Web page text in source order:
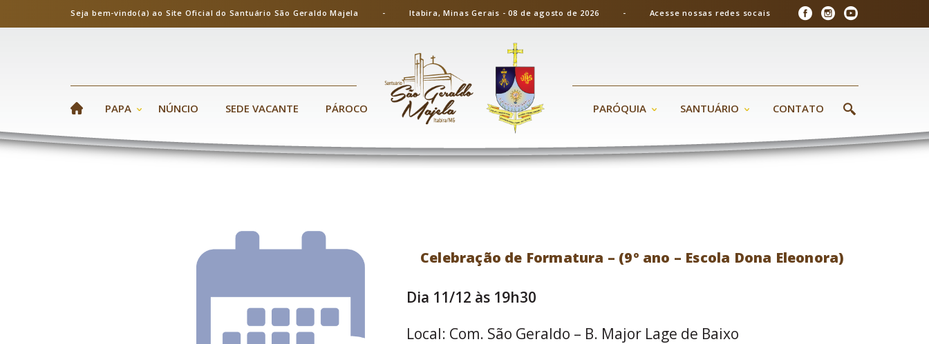
Seja bem-vindo(a) ao Site Oficial do Santuário São Geraldo Majela - Itabira, Minas Gerais - 08 de agosto de 2026 - Acesse nossas redes socais
PAPA NÚNCIO SEDE VACANTE PÁROCO PARÓQUIA SANTUÁRIO CONTATO
Celebração de Formatura – (9º ano – Escola Dona Eleonora)
Dia 11/12 às 19h30
Local: Com. São Geraldo – B. Major Lage de Baixo